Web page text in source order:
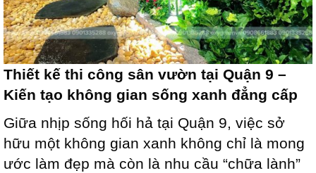
Thiết kế thi công sân vườn tại Quận 9 –
Kiến tạo không gian sống xanh đẳng cấp
Giữa nhịp sống hối hả tại Quận 9, việc sở
hữu một không gian xanh không chỉ là mong
ước làm đẹp mà còn là nhu cầu “chữa lành”